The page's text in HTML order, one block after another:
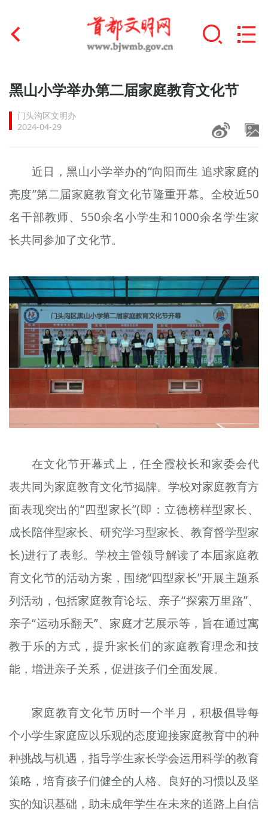
首页
文明创建
文明培育
+
未成年人思想道德建设
榜样人物
+
文明评论
北京宣传文化引导基金
宣传思想文化人才
专题
资料库
黑山小学举办第二届家庭教育文化节
门头沟区文明办
2024-04-29
近日，黑山小学举办的“向阳而生 追求家庭的
亮度”第二届家庭教育文化节隆重开幕。全校近50
名干部教师、550余名小学生和1000余名学生家
长共同参加了文化节。
在文化节开幕式上，任全霞校长和家委会代
表共同为家庭教育文化节揭牌。学校对家庭教育方
面表现突出的“四型家长”(即：立德榜样型家长、
成长陪伴型家长、研究学习型家长、教育督学型家
长)进行了表彰。学校主管领导解读了本届家庭教
育文化节的活动方案，围绕“四型家长”开展主题系
列活动，包括家庭教育论坛、亲子“探索万里路”、
亲子“运动乐翻天”、家庭才艺展示等，旨在通过寓
教于乐的方式，提升家长们的家庭教育理念和技
能，增进亲子关系，促进孩子们全面发展。
家庭教育文化节历时一个半月，积极倡导每
个小学生家庭应以乐观的态度迎接家庭教育中的种
种挑战与机遇，指导学生家长学会运用科学的教育
策略，培育孩子们健全的人格、良好的习惯以及坚
实的知识基础，助未成年学生在未来的道路上自信